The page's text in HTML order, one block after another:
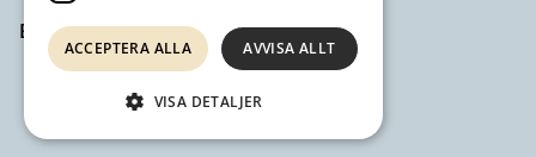
Besök avestaindustristad.se
ACCEPTERA ALLA AVVISA ALLT
VISA DETALJER